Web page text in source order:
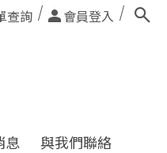
查詢 會員登入
息
與我們聯絡